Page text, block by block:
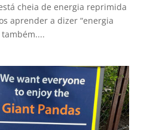
cheia de energia reprimida
aprender a dizer “energia